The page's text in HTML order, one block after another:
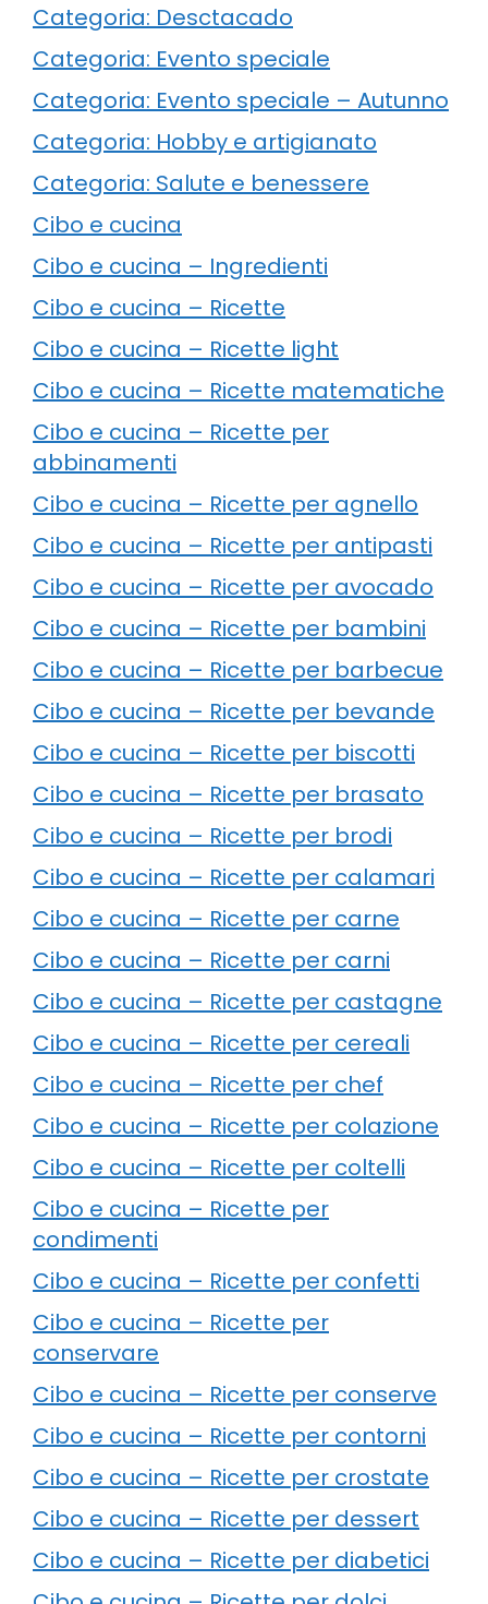
Categoria: Desctacado
Categoria: Evento speciale
Categoria: Evento speciale – Autunno
Categoria: Hobby e artigianato
Categoria: Salute e benessere
Cibo e cucina
Cibo e cucina – Ingredienti
Cibo e cucina – Ricette
Cibo e cucina – Ricette light
Cibo e cucina – Ricette matematiche
Cibo e cucina – Ricette per
abbinamenti
Cibo e cucina – Ricette per agnello
Cibo e cucina – Ricette per antipasti
Cibo e cucina – Ricette per avocado
Cibo e cucina – Ricette per bambini
Cibo e cucina – Ricette per barbecue
Cibo e cucina – Ricette per bevande
Cibo e cucina – Ricette per biscotti
Cibo e cucina – Ricette per brasato
Cibo e cucina – Ricette per brodi
Cibo e cucina – Ricette per calamari
Cibo e cucina – Ricette per carne
Cibo e cucina – Ricette per carni
Cibo e cucina – Ricette per castagne
Cibo e cucina – Ricette per cereali
Cibo e cucina – Ricette per chef
Cibo e cucina – Ricette per colazione
Cibo e cucina – Ricette per coltelli
Cibo e cucina – Ricette per
condimenti
Cibo e cucina – Ricette per confetti
Cibo e cucina – Ricette per
conservare
Cibo e cucina – Ricette per conserve
Cibo e cucina – Ricette per contorni
Cibo e cucina – Ricette per crostate
Cibo e cucina – Ricette per dessert
Cibo e cucina – Ricette per diabetici